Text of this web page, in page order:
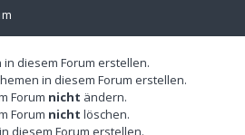
diesem Forum erstellen.
in diesem Forum erstellen.
Forum nicht ändern.
Forum nicht löschen.
diesem Forum erstellen.